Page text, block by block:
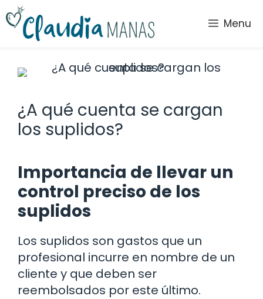
Saltar
al
contenido
Menu
¿A qué cuenta se cargan
los suplidos?
Importancia de llevar un
control preciso de los
suplidos
Los suplidos son gastos que un
profesional incurre en nombre de un
cliente y que deben ser
reembolsados por este último.